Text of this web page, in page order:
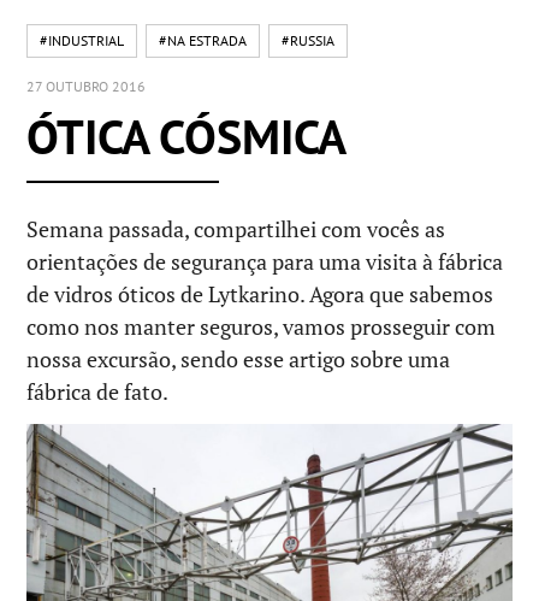
#INDUSTRIAL #NA ESTRADA #RUSSIA
27 OUTUBRO 2016
ÓTICA CÓSMICA
Semana passada, compartilhei com vocês as
orientações de segurança para uma visita à fábrica
de vidros óticos de Lytkarino. Agora que sabemos
como nos manter seguros, vamos prosseguir com
nossa excursão, sendo esse artigo sobre uma
fábrica de fato.